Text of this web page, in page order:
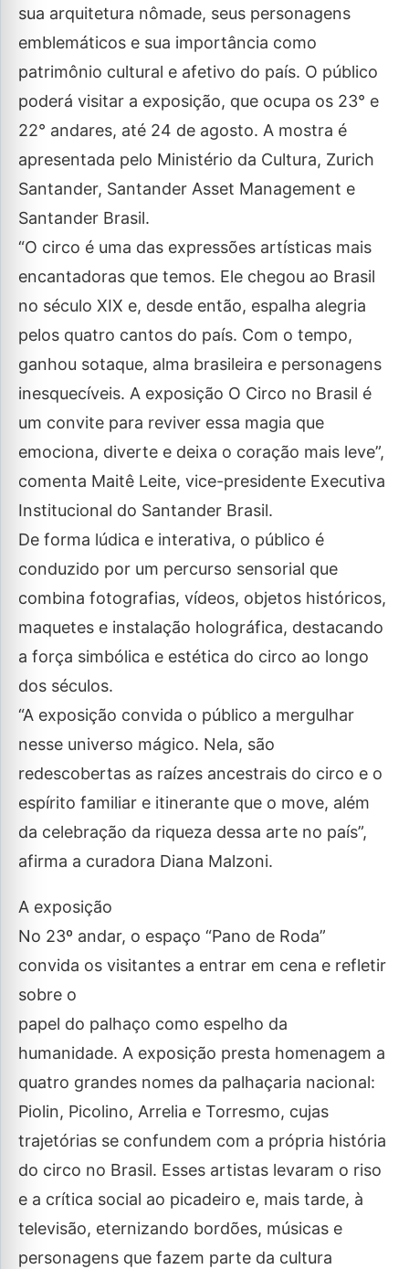
sua arquitetura nômade, seus personagens
emblemáticos e sua importância como
patrimônio cultural e afetivo do país. O público
poderá visitar a exposição, que ocupa os 23° e
22° andares, até 24 de agosto. A mostra é
apresentada pelo Ministério da Cultura, Zurich
Santander, Santander Asset Management e
Santander Brasil.
“O circo é uma das expressões artísticas mais
encantadoras que temos. Ele chegou ao Brasil
no século XIX e, desde então, espalha alegria
pelos quatro cantos do país. Com o tempo,
ganhou sotaque, alma brasileira e personagens
inesquecíveis. A exposição O Circo no Brasil é
um convite para reviver essa magia que
emociona, diverte e deixa o coração mais leve”,
comenta Maitê Leite, vice-presidente Executiva
Institucional do Santander Brasil.
De forma lúdica e interativa, o público é
conduzido por um percurso sensorial que
combina fotografias, vídeos, objetos históricos,
maquetes e instalação holográfica, destacando
a força simbólica e estética do circo ao longo
dos séculos.
“A exposição convida o público a mergulhar
nesse universo mágico. Nela, são
redescobertas as raízes ancestrais do circo e o
espírito familiar e itinerante que o move, além
da celebração da riqueza dessa arte no país”,
afirma a curadora Diana Malzoni.
A exposição
No 23º andar, o espaço “Pano de Roda”
convida os visitantes a entrar em cena e refletir
sobre o
papel do palhaço como espelho da
humanidade. A exposição presta homenagem a
quatro grandes nomes da palhaçaria nacional:
Piolin, Picolino, Arrelia e Torresmo, cujas
trajetórias se confundem com a própria história
do circo no Brasil. Esses artistas levaram o riso
e a crítica social ao picadeiro e, mais tarde, à
televisão, eternizando bordões, músicas e
personagens que fazem parte da cultura